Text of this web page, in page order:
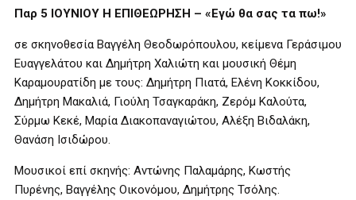
Παρ 5 ΙΟΥΝΙΟΥ Η ΕΠΙΘΕΩΡΗΣΗ – «Εγώ θα σας τα πω!»
σε σκηνοθεσία Βαγγέλη Θεοδωρόπουλου, κείμενα Γεράσιμου
Ευαγγελάτου και Δημήτρη Χαλιώτη και μουσική Θέμη
Καραμουρατίδη με τους: Δημήτρη Πιατά, Ελένη Κοκκίδου,
Δημήτρη Μακαλιά, Γιούλη Τσαγκαράκη, Ζερόμ Καλούτα,
Σύρμω Κεκέ, Μαρία Διακοπαναγιώτου, Αλέξη Βιδαλάκη,
Θανάση Ισιδώρου.
Μουσικοί επί σκηνής: Αντώνης Παλαμάρης, Κωστής
Πυρένης, Βαγγέλης Οικονόμου, Δημήτρης Τσόλης.